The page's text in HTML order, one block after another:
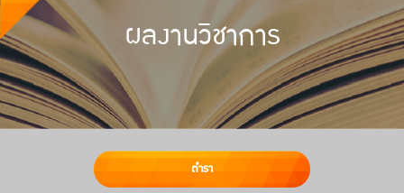
ผลงานวิชาการ
ตำรา